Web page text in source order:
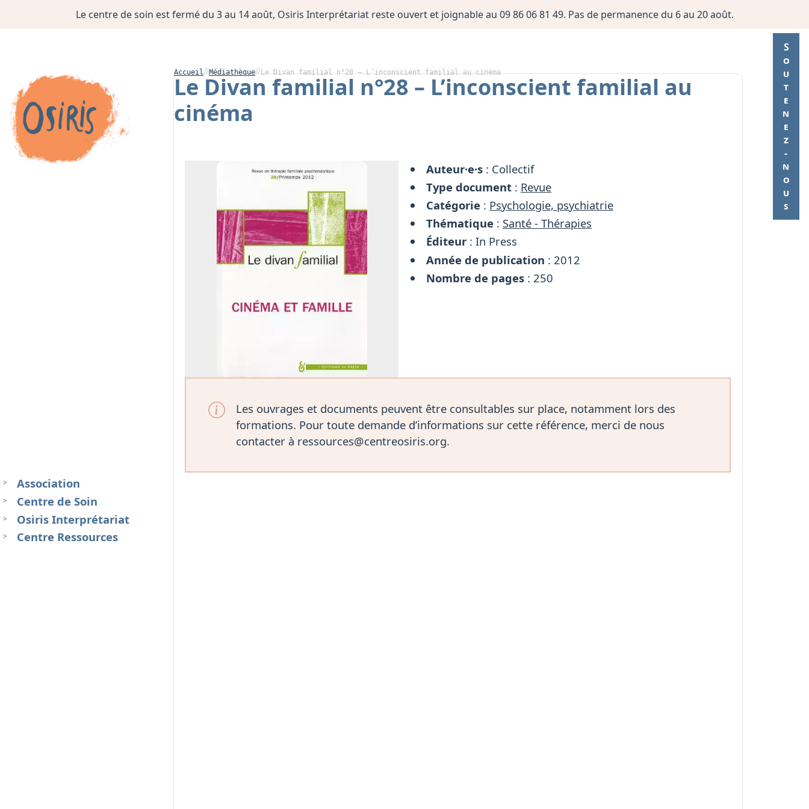
Le centre de soin est fermé du 3 au 14 août, Osiris Interprétariat reste ouvert et joignable au 09 86 06 81 49. Pas de permanence du 6 au 20 août.
Soutenez-nous
Association
Centre de Soin
Osiris Interprétariat
Centre Ressources
Accueil Médiathèque Le Divan familial n°28 – L’inconscient familial au cinéma
Le Divan familial n°28 – L’inconscient familial au
cinéma
Auteur·e·s : Collectif
Type document : Revue
Catégorie : Psychologie, psychiatrie
Thématique : Santé - Thérapies
Éditeur : In Press
Année de publication : 2012
Nombre de pages : 250
Les ouvrages et documents peuvent être consultables sur place, notamment lors des
formations. Pour toute demande d’informations sur cette référence, merci de nous
contacter à ressources@centreosiris.org.